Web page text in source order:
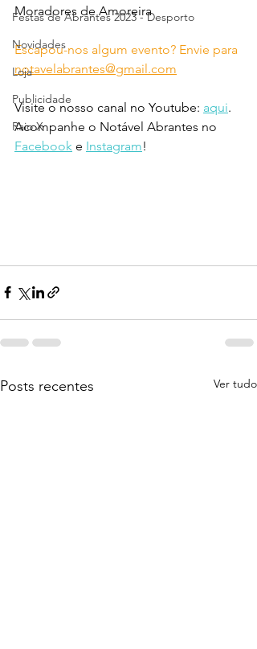
Festas de Abrantes 2023 - Desporto
Novidades
Loja
Publicidade
Raio X
Moradores de Amoreira
Escapou-nos algum evento? Envie para
notavelabrantes@gmail.com
Visite o nosso canal no Youtube: aqui.
Acompanhe o Notável Abrantes no
Facebook e Instagram!
Posts recentes Ver tudo